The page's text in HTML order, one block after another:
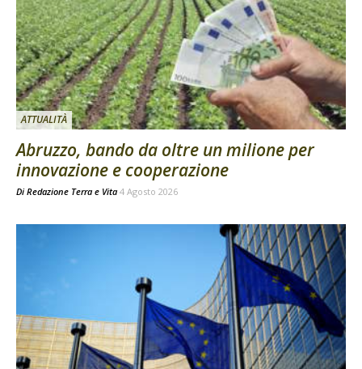
ATTUALITÀ
Abruzzo, bando da oltre un milione per
innovazione e cooperazione
Di Redazione Terra e Vita 4 Agosto 2026